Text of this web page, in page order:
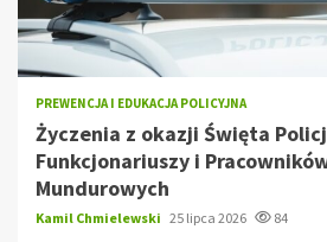
PREWENCJA I EDUKACJA POLICYJNA
Życzenia z okazji Święta
Funkcjonariuszy i
Mundurowych
Kamil Chmielewski 25 lipca 2026 84